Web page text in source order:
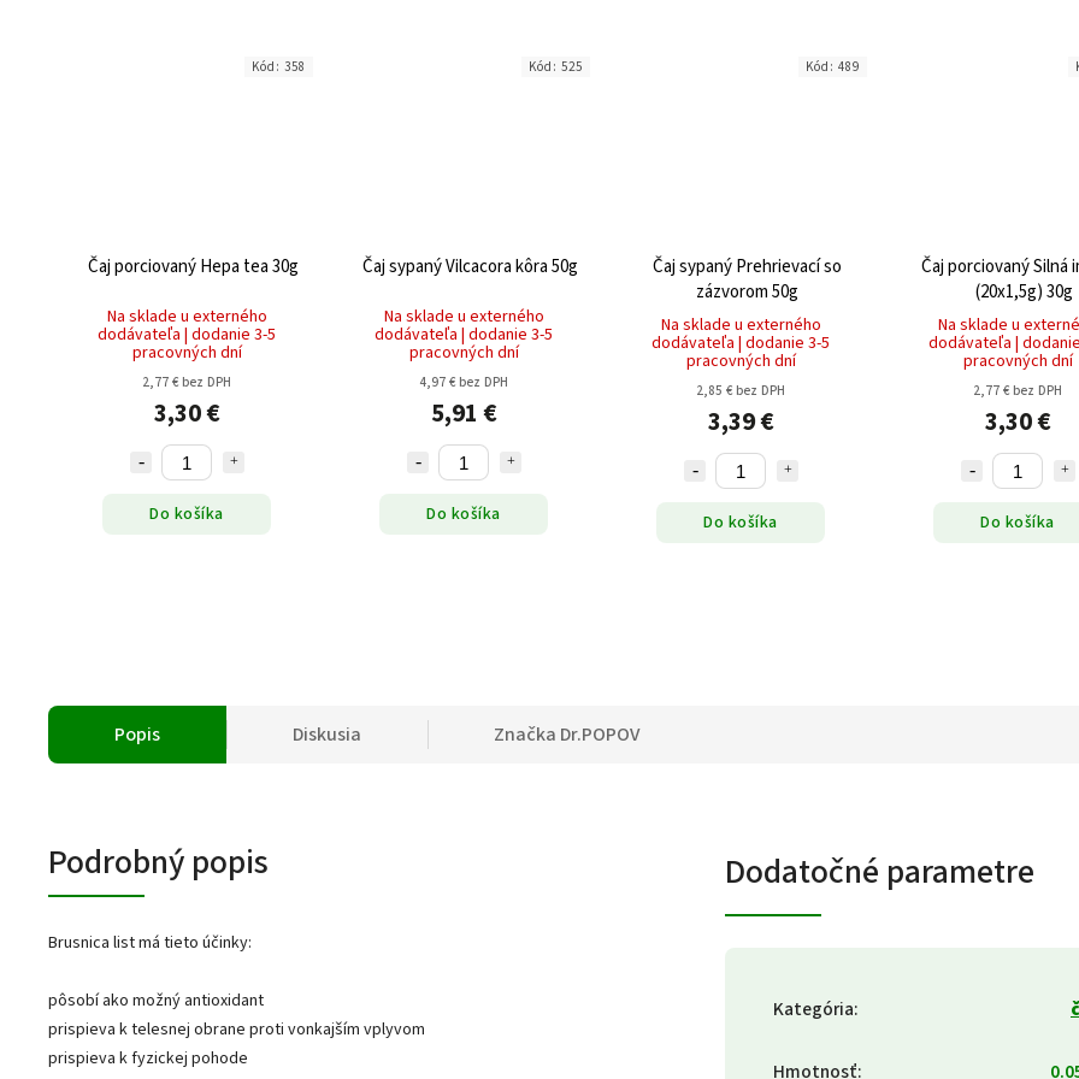
Čaj porciovaný Hepa tea 30g
Na sklade u externého
dodávateľa | dodanie 3-5
pracovných dní
2,77 € bez DPH
3,30 €
Do košíka
Kód: 358
Čaj sypaný Vilcacora kôra 50g
Na sklade u externého
dodávateľa | dodanie 3-5
pracovných dní
4,97 € bez DPH
5,91 €
Do košíka
Kód: 525
Čaj sypaný Prehrievací so
zázvorom 50g
Na sklade u externého
dodávateľa | dodanie 3-5
pracovných dní
2,85 € bez DPH
3,39 €
Do košíka
Kód: 489
Čaj porciovaný Silná
(20x1,5g) 30g
Na sklade u
dodávateľa |
pracovných dní
2,77 € bez DPH
3,30 €
Do košíka
Popis Diskusia Značka Dr.POPOV
Podrobný popis
Brusnica list má tieto účinky:
pôsobí ako možný antioxidant
prispieva k telesnej obrane proti vonkajším vplyvom
prispieva k fyzickej pohode
Dodatočné parametre
Kategória:
Hmotnosť: